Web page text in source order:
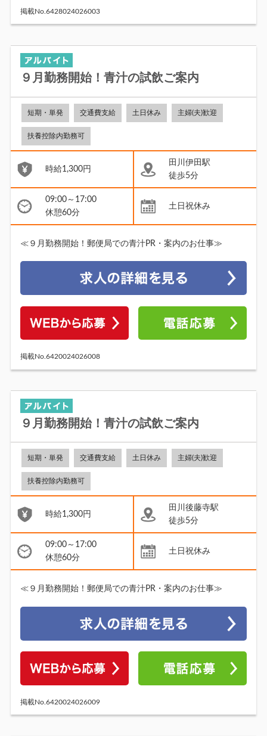
掲載No.6428024026003
９月勤務開始！青汁の試飲ご案内
短期・単発 交通費支給 土日休み 主婦(夫)歓迎
扶養控除内勤務可
時給1,300円
田川伊田駅
徒歩5分
09:00～17:00
休憩60分
土日祝休み
≪９月勤務開始！郵便局での青汁PR・案内のお仕事≫
掲載No.6420024026008
９月勤務開始！青汁の試飲ご案内
短期・単発 交通費支給 土日休み 主婦(夫)歓迎
扶養控除内勤務可
時給1,300円
田川後藤寺駅
徒歩5分
09:00～17:00
休憩60分
土日祝休み
≪９月勤務開始！郵便局での青汁PR・案内のお仕事≫
掲載No.6420024026009